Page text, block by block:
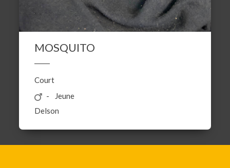
MOSQUITO
Court
Jeune
Delson